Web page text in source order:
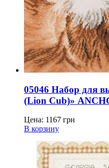
05046 Набор для
(Lion Cub)»
Цена: 1167 грн
В корзину